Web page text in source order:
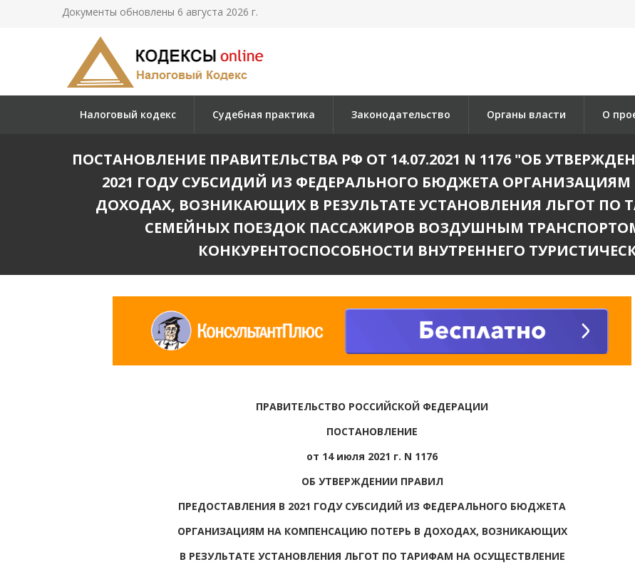
Документы обновлены 6 августа 2026 г.
Налоговый кодекс Судебная практика Законодательство Органы власти О
ПОСТАНОВЛЕНИЕ ПРАВИТЕЛЬСТВА РФ ОТ 14.07.2021 N 1176 "ОБ
2021 ГОДУ СУБСИДИЙ ИЗ ФЕДЕРАЛЬНОГО БЮДЖЕТА
ДОХОДАХ, ВОЗНИКАЮЩИХ В РЕЗУЛЬТАТЕ УСТАНОВЛЕНИЯ ЛЬГОТ ПО
СЕМЕЙНЫХ ПОЕЗДОК ПАССАЖИРОВ ВОЗДУШНЫМ
КОНКУРЕНТОСПОСОБНОСТИ ВНУТРЕННЕГО
ПРАВИТЕЛЬСТВО РОССИЙСКОЙ ФЕДЕРАЦИИ
ПОСТАНОВЛЕНИЕ
от 14 июля 2021 г. N 1176
ОБ УТВЕРЖДЕНИИ ПРАВИЛ
ПРЕДОСТАВЛЕНИЯ В 2021 ГОДУ СУБСИДИЙ ИЗ ФЕДЕРАЛЬНОГО БЮДЖЕТА
ОРГАНИЗАЦИЯМ НА КОМПЕНСАЦИЮ ПОТЕРЬ В ДОХОДАХ, ВОЗНИКАЮЩИХ
В РЕЗУЛЬТАТЕ УСТАНОВЛЕНИЯ ЛЬГОТ ПО ТАРИФАМ НА ОСУЩЕСТВЛЕНИЕ